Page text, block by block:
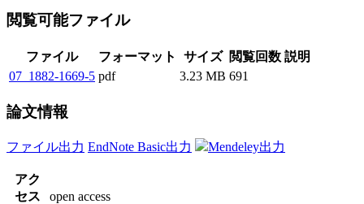
閲覧可能ファイル
ファイル フォーマット サイズ 閲覧回数 説明
07_1882-1669-5 pdf 3.23 MB 691
論文情報
ファイル出力 EndNote Basic出力 Mendeley出力
アク
セス
open access